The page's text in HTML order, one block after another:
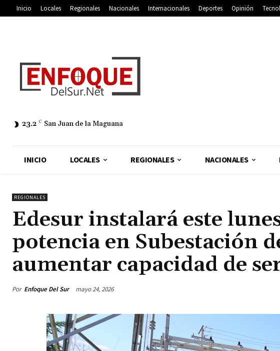
Inicio Locales Regionales Nacionales Internacionales Deportes Opinión
23.2 C San Juan de la Maguana
INICIO LOCALES REGIONALES NACIONALES
REGIONALES
Edesur instalará este
potencia en Subestación
aumentar capacidad de
Por Enfoque Del Sur mayo 24, 2026